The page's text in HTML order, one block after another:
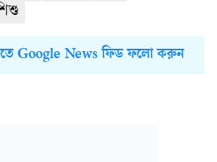
Google News ফিড ফলো করুন